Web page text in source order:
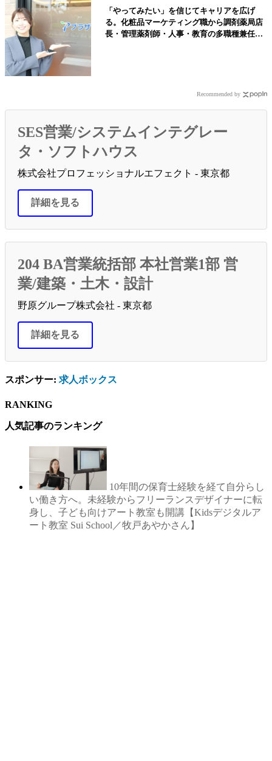
「やってみたい」を信じてキャリアを広げ
る。化粧品マーケティング職から調剤薬局店
長・管理薬剤師・人事・教育の多職種兼任へ
Recommended by
SES営業/システムインテグレー
タ・ソフトハウス
株式会社プロフェッショナルエフェクト - 東京都
詳細を見る
204 BA営業統括部 本社営業1部 営
業/建築・土木・設計
野原グループ株式会社 - 東京都
詳細を見る
スポンサー: 求人ボックス
RANKING
人気記事のランキング
10年間の保育士経験を経て自分らし
い働き方へ。未経験からフリーランスデザイナーに転
身し、子ども向けアート教室も開講【Kidsデジタルア
ート教室 Sui School／牧戸あやかさん】